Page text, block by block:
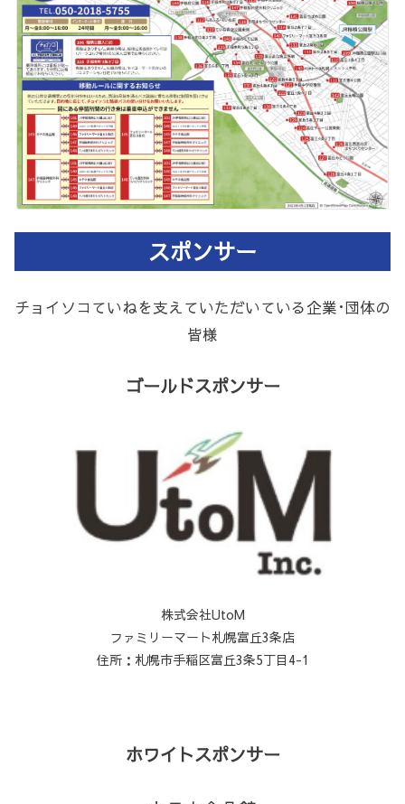
スポンサー
チョイソコていねを支えていただいている企業･団体の
皆様
ゴールドスポンサー
株式会社UtoM
ファミリーマート札幌富丘3条店
住所：札幌市手稲区富丘3条5丁目4-1
ホワイトスポンサー